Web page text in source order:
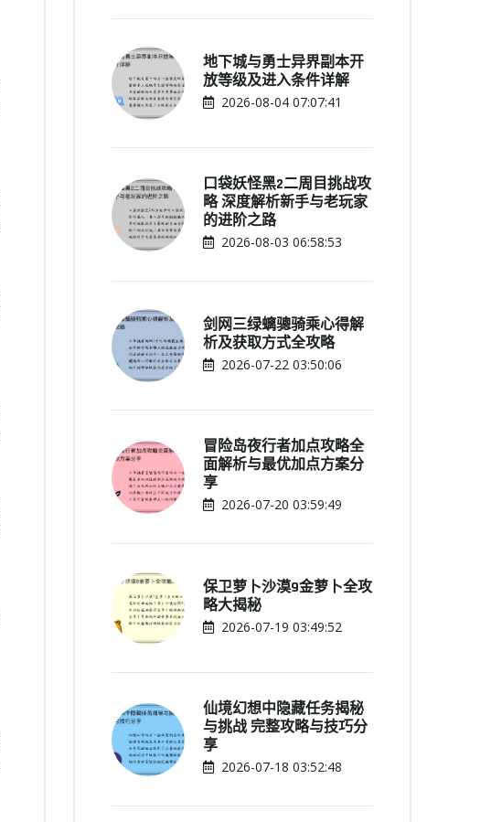
地下城与勇士异界副本开
放等级及进入条件详解
2026-08-04 07:07:41
口袋妖怪黑2二周目挑战攻
略 深度解析新手与老玩家
的进阶之路
2026-08-03 06:58:53
剑网三绿螭骢骑乘心得解
析及获取方式全攻略
2026-07-22 03:50:06
冒险岛夜行者加点攻略全
面解析与最优加点方案分
享
2026-07-20 03:59:49
保卫萝卜沙漠9金萝卜全攻
略大揭秘
2026-07-19 03:49:52
仙境幻想中隐藏任务揭秘
与挑战 完整攻略与技巧分
享
2026-07-18 03:52:48